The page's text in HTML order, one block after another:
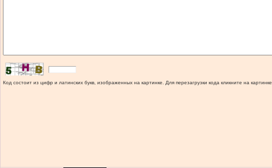
Код состоит из цифр и латинских букв, изображенных на картинке. Для перезагрузки кода кликните на картинке.